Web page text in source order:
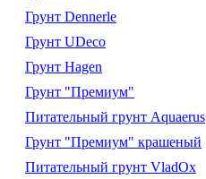
Грунт Dennerle
Грунт UDeco
Грунт Hagen
Грунт "Премиум"
Питательный грунт Aquaerus
Грунт "Премиум" крашеный
Питательный грунт VladOx